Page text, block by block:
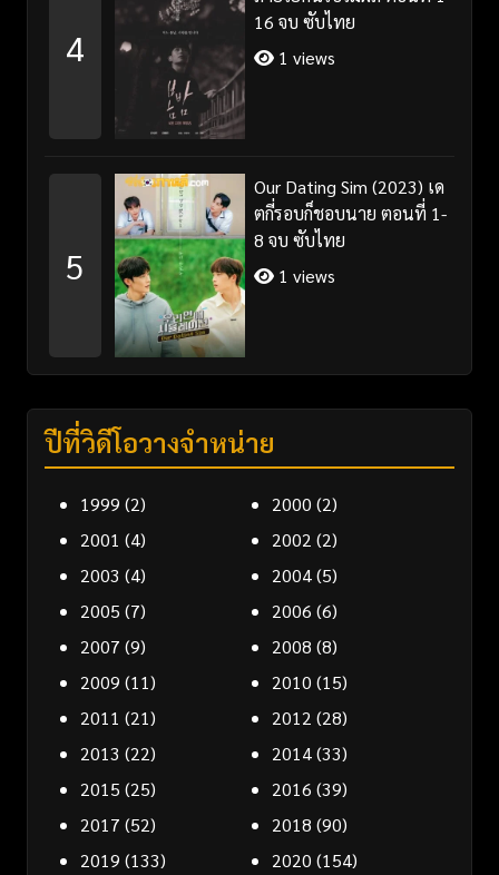
4
16 จบ ซับไทย
1 views
5
Our Dating Sim (2023) เด
ตกี่รอบก็ชอบนาย ตอนที่ 1-
8 จบ ซับไทย
1 views
ปีที่วิดีโอวางจำหน่าย
1999 (2) 2000 (2)
2001 (4) 2002 (2)
2003 (4) 2004(5)
2005 (7) 2006 (6)
2007 (9) 2008 (8)
2009 (11) 2010 (15)
2011 (21) 2012 (28)
2013 (22) 2014(33)
2015 (25) 2016 (39)
2017 (52) 2018 (90)
2019 (133) 2020 (154)